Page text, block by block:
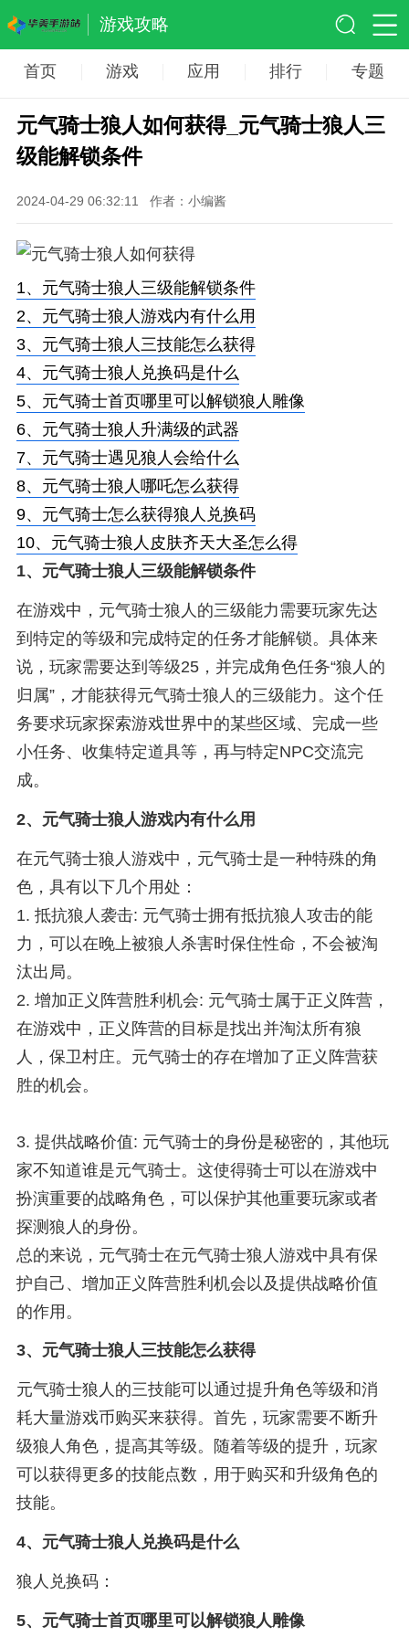
游戏攻略
首页 游戏 应用 排行 专题
元气骑士狼人如何获得_元气骑士狼人三
级能解锁条件
2024-04-29 06:32:11 作者：小编酱
1、 元气骑士狼人三级能解锁条件
2、 元气骑士狼人游戏内有什么用
3、 元气骑士狼人三技能怎么获得
4、 元气骑士狼人兑换码是什么
5、 元气骑士首页哪里可以解锁狼人雕像
6、 元气骑士狼人升满级的武器
7、 元气骑士遇见狼人会给什么
8、 元气骑士狼人哪吒怎么获得
9、 元气骑士怎么获得狼人兑换码
10、 元气骑士狼人皮肤齐天大圣怎么得
1、 元气骑士狼人三级能解锁条件
在游戏中，元气骑士狼人的三级能力需要玩家先达
到特定的等级和完成特定的任务才能解锁。具体来
说，玩家需要达到等级25，并完成角色任务“狼人的
归属”，才能获得元气骑士狼人的三级能力。这个任
务要求玩家探索游戏世界中的某些区域、完成一些
小任务、收集特定道具等，再与特定NPC交流完
成。
2、 元气骑士狼人游戏内有什么用
在元气骑士狼人游戏中，元气骑士是一种特殊的角
色，具有以下几个用处：
1. 抵抗狼人袭击: 元气骑士拥有抵抗狼人攻击的能
力，可以在晚上被狼人杀害时保住性命，不会被淘
汰出局。
2. 增加正义阵营胜利机会: 元气骑士属于正义阵营，
在游戏中，正义阵营的目标是找出并淘汰所有狼
人，保卫村庄。元气骑士的存在增加了正义阵营获
胜的机会。
3. 提供战略价值: 元气骑士的身份是秘密的，其他玩
家不知道谁是元气骑士。这使得骑士可以在游戏中
扮演重要的战略角色，可以保护其他重要玩家或者
探测狼人的身份。
总的来说，元气骑士在元气骑士狼人游戏中具有保
护自己、增加正义阵营胜利机会以及提供战略价值
的作用。
3、 元气骑士狼人三技能怎么获得
元气骑士狼人的三技能可以通过提升角色等级和消
耗大量游戏币购买来获得。首先，玩家需要不断升
级狼人角色，提高其等级。随着等级的提升，玩家
可以获得更多的技能点数，用于购买和升级角色的
技能。
4、 元气骑士狼人兑换码是什么
狼人兑换码：
5、 元气骑士首页哪里可以解锁狼人雕像